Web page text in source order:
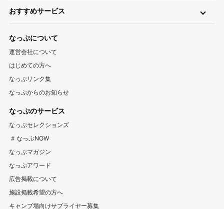
東京キャンプ場 神奈川キャンプ場
群馬キャンプ場
北陸・甲信越
山梨キャンプ場
富山キャンプ場 石川キャンプ場
東海
関西
ペットと一緒に遊べるキャンプ場特集
標高が高いキャンプ場特集
おすすめサービス
登山情報サイト YAMA HACK
自転車情報サイト CYCLEHACK
バーベキュー情報サイト BBQ HACK
中古アウトドア用品販売サイト UZD
バーベキュー検索予約サイト Hero！
なっぷについて
運営会社について
はじめての方へ
なっぷリンク集
なっぷからのお知らせ
なっぷのサービス
なっぷセレクションズ
#なっぷNOW
なっぷマガジン
なっぷアワード
広告掲載について
施設掲載希望の方へ
キャンプ場向けサプライヤー募集